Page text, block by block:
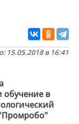
15.05.2018 в 16:41
в